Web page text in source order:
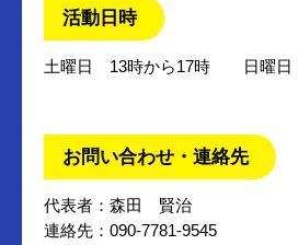
活動日時
土曜日 13時から17時 日曜日
お問い合わせ・連絡先
代表者：森田 賢治
連絡先：090-7781-9545